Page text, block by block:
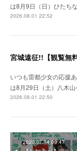
は8月9日（日）ひたち
2026.08.01 22:52
いつも雷都少女の応援
は8月29日（土）八木
2026.08.01 22:50
2020.07.14 09:47